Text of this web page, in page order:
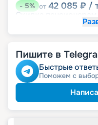
-5% от 42 085 ₽ /
Скидка
именинникам
Пишите в
Быстрые
Поможем с